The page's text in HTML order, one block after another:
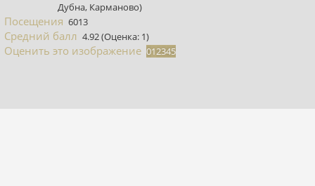
Дубна, Карманово)
Посещения 6013
Средний балл 4.92(Оценка: 1)
Оценить это изображение